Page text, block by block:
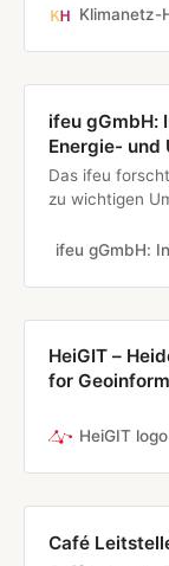
Region Rhein-
und
Klimanetz-
ifeu gGmbH:
Energie- und
Das ifeu
zu wichtigen
zahlreiche
ifeu gGmbH:
HeiGIT –
for
HeiGIT logo
Café